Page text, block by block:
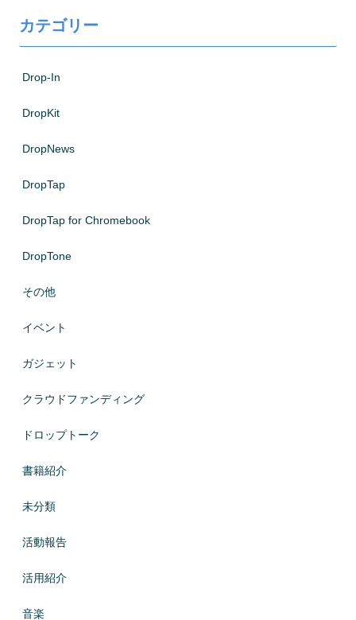
カテゴリー
Drop-In
DropKit
DropNews
DropTap
DropTap for Chromebook
DropTone
その他
イベント
ガジェット
クラウドファンディング
ドロップトーク
書籍紹介
未分類
活動報告
活用紹介
音楽